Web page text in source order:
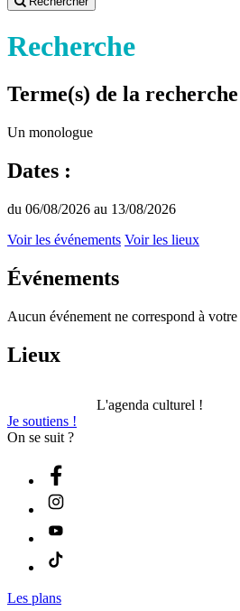
Recherche
Terme(s) de la
Un monologue
Dates :
du 06/08/2026 au 13/08/2026
Voir les événements Voir les lieux
Événements
Aucun événement ne correspond à votre
Lieux
L'agenda culturel !
Je soutiens !
On se suit ?
Les plans